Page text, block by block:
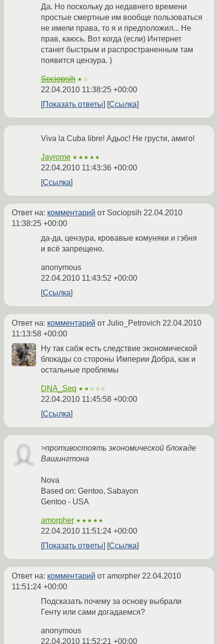
Да. Но поскольку до недавнего времени
простые смертные им вообще пользоваться
не имели права, то я и предположил... Не
прав, каюсь. Вот когда (если) Интернет
станет быстрым и распространенным там
появится цензура. )
Sociopsih ★☆
22.04.2010 11:38:25 +00:00
Показать ответы
Ссылка
Viva la Cuba libre! Адьос! Не грусти, амиго!
Jayrome ★★★★★
22.04.2010 11:43:36 +00:00
Ссылка
Ответ на: комментарий от Sociopsih 22.04.2010
11:38:25 +00:00
да-да, цензура, кровавые комуняки и гэбня
и всё запрещено.
anonymous
22.04.2010 11:43:52 +00:00
Ссылка
Ответ на: комментарий от Julio_Petrovich 22.04.2010
11:13:58 +00:00
Ну так сабж есть следствие экономической
блокады со стороны Империи Добра, как и
остальные проблемы
DNA_Seq ★★☆☆☆
22.04.2010 11:45:58 +00:00
Ссылка
>противостоять экономической блокаде
Вашингтона
Nova
Based on: Gentoo, Sabayon
Gentoo - USA
amorpher ★★★★★
22.04.2010 11:51:24 +00:00
Показать ответы
Ссылка
Ответ на: комментарий от amorpher 22.04.2010
11:51:24 +00:00
Подсказать почему за основу выбрали
Генту или сами догадаемся?
anonymous
22.04.2010 11:52:21 +00:00